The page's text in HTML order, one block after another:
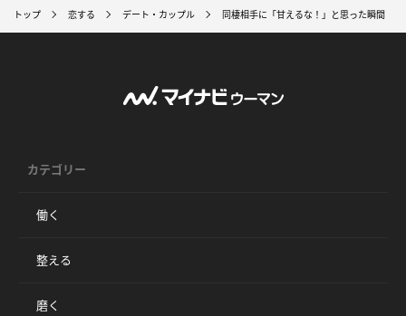
トップ 恋する デート・カップル 同棲相手に「甘えるな！」と思った瞬間
カテゴリー
働く
整える
磨く